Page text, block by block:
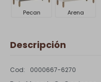
Pecan Arena
Descripción
0000667-6270